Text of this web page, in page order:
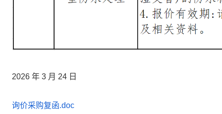
2026 年 3 月 24 日
询价采购复函.doc